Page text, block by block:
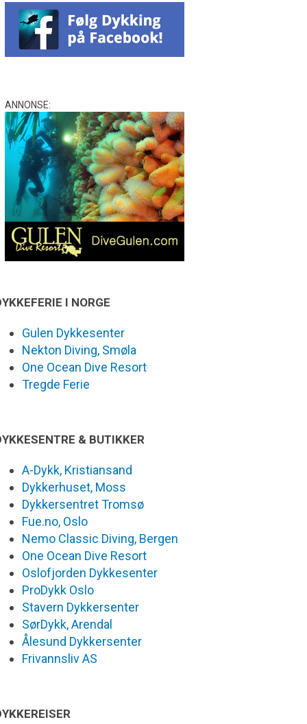
ANNONSE:
I NORGE
Gulen Dykkesenter
Nekton Diving, Smøla
One Ocean Dive Resort
Tregde Ferie
& BUTIKKER
A-Dykk, Kristiansand
Dykkerhuset, Moss
Dykkersentret Tromsø
Fue.no, Oslo
Nemo Classic Diving, Bergen
One Ocean Dive Resort
Oslofjorden Dykkesenter
ProDykk Oslo
Stavern Dykkersenter
SørDykk, Arendal
Ålesund Dykkersenter
Frivannsliv AS